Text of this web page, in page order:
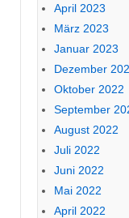
April 2023
März 2023
Januar 2023
Dezember
Oktober 2022
September
August 2022
Juli 2022
Juni 2022
Mai 2022
April 2022